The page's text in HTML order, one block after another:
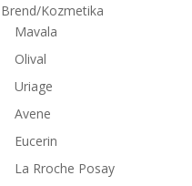
Brend/Kozmetika
Mavala
Olival
Uriage
Avene
Eucerin
La Rroche Posay